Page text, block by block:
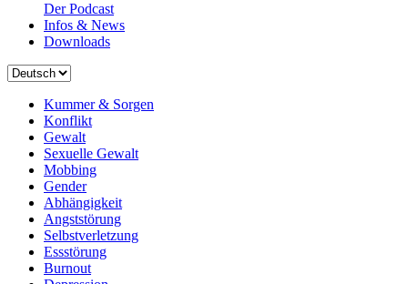
Der Podcast
Infos & News
Downloads
Sprache
Kummer & Sorgen
Konflikt
Gewalt
Sexuelle Gewalt
Mobbing
Gender
Abhängigkeit
Angststörung
Selbstverletzung
Essstörung
Burnout